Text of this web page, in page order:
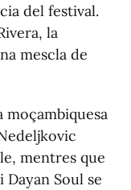
del festival.
la
mescla de
moçambiquesa
mentres que
Soul se